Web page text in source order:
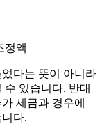
정액
다는 뜻이 아니라
있습니다. 반대
세금과 경우에
다.